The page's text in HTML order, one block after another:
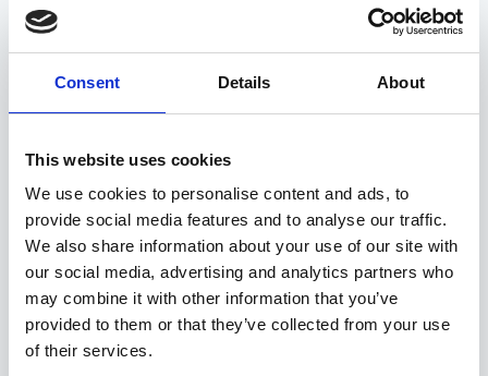
Consent Details About
This website uses cookies
We use cookies to personalise content and ads, to
provide social media features and to analyse our traffic.
We also share information about your use of our site with
our social media, advertising and analytics partners who
may combine it with other information that you’ve
provided to them or that they’ve collected from your use
of their services.
Auguga kolvisilinder 100 mm / 30 t, TLP
299,00